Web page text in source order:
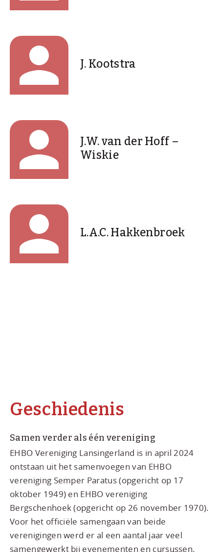
J. Kootstra
J.W. van der Hoff –
Wiskie
L.A.C. Hakkenbroek
Geschiedenis
Samen verder als één vereniging
EHBO Vereniging Lansingerland is in april 2024
ontstaan uit het samenvoegen van EHBO
vereniging Semper Paratus (opgericht op 17
oktober 1949) en EHBO vereniging
Bergschenhoek (opgericht op 26 november 1970).
Voor het officiële samengaan van beide
verenigingen werd er al een aantal jaar veel
samengewerkt bij evenementen en cursussen.